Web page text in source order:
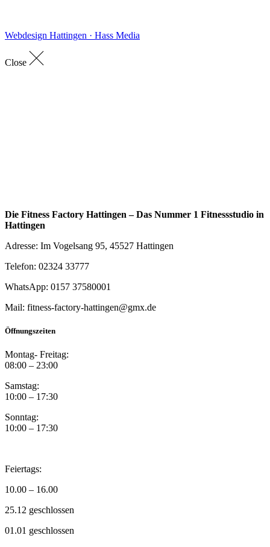
Webdesign Hattingen · Hass Media
Close
Die Fitness Factory Hattingen – Das Nummer 1 Fitnessstudio in
Hattingen
Adresse: Im Vogelsang 95, 45527 Hattingen
Telefon: 02324 33777
WhatsApp: 0157 37580001
Mail: fitness-factory-hattingen@gmx.de
Öffnungszeiten
Montag- Freitag:
08:00 – 23:00
Samstag:
10:00 – 17:30
Sonntag:
10:00 – 17:30
Feiertags:
10.00 – 16.00
25.12 geschlossen
01.01 geschlossen